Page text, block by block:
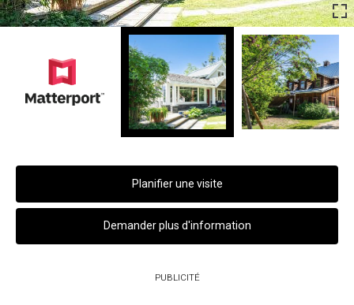
Planifier une visite
Demander plus d'information
PUBLICITÉ